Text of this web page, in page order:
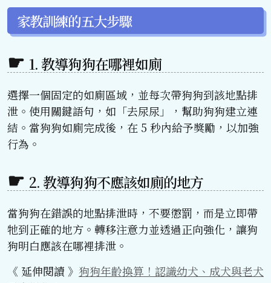
家教訓練的五大步驟
1. 教導狗狗在哪裡如廁
選擇一個固定的如廁區域，並每次帶狗狗到該地點排
泄。使用關鍵語句，如「去尿尿」，幫助狗狗建立連
結。當狗狗如廁完成後，在 5 秒內給予獎勵，以加強
行為。
2. 教導狗狗不應該如廁的地方
當狗狗在錯誤的地點排泄時，不要懲罰，而是立即帶
牠到正確的地方。轉移注意力並透過正向強化，讓狗
狗明白應該在哪裡排泄。
《 延伸閱讀 》 狗狗年齡換算！認識幼犬、成犬與老犬